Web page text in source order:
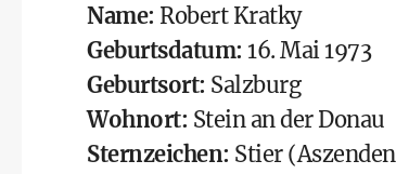
Name: Robert Kratky
Geburtsdatum: 16. Mai 1973
Geburtsort: Salzburg
Wohnort: Stein an der Donau
Sternzeichen: Stier